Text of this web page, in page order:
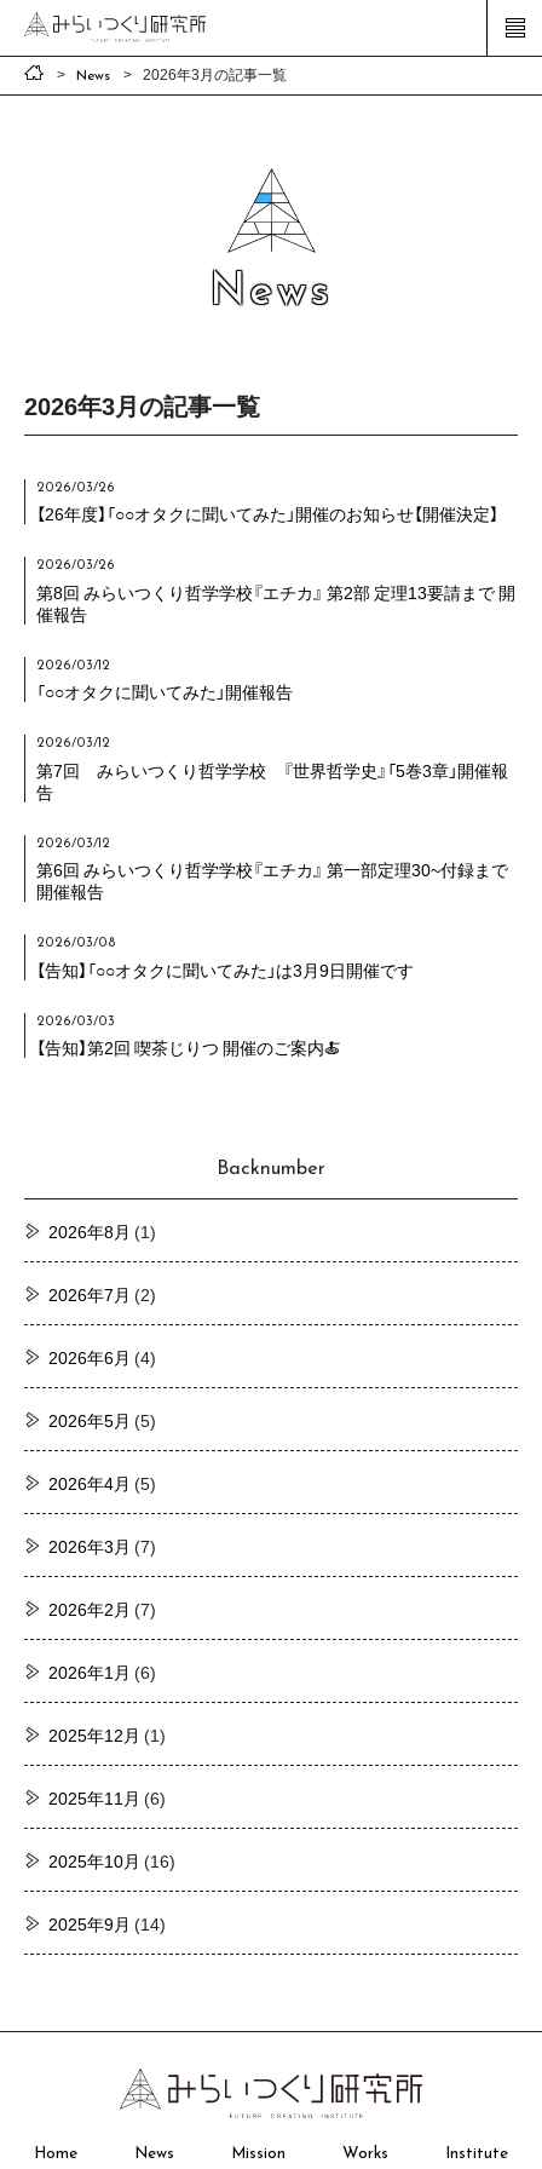
News 2026年3月の記事一覧
News
2026年3月の記事一覧
2026/03/26
【26年度】「○○オタクに聞いてみた」開催のお知らせ【開催決定】
2026/03/26
第8回 みらいつくり哲学学校『エチカ』 第2部 定理13要請まで 開
催報告
2026/03/12
「○○オタクに聞いてみた」開催報告
2026/03/12
第7回 みらいつくり哲学学校 『世界哲学史』「5巻3章」開催報
告
2026/03/12
第6回 みらいつくり哲学学校『エチカ』 第一部定理30~付録まで
開催報告
2026/03/08
【告知】「○○オタクに聞いてみた」は3月9日開催です
2026/03/03
【告知】第2回 喫茶じりつ 開催のご案内🍝
Backnumber
2026年8月 (1)
2026年7月 (2)
2026年6月 (4)
2026年5月 (5)
2026年4月 (5)
2026年3月 (7)
2026年2月 (7)
2026年1月 (6)
2025年12月 (1)
2025年11月 (6)
2025年10月 (16)
2025年9月 (14)
Home News Mission Works Institute